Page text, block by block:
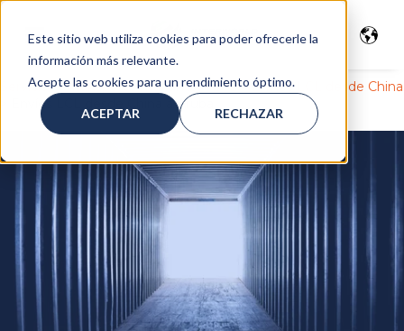
Este sitio web utiliza cookies para poder ofrecerle la
información más relevante.
Acepte las cookies para un rendimiento óptimo.
ACEPTAR RECHAZAR
Servicios>Transporte marítimo>LCL> Envíos LCL desde China
Envíos LCL China a Aruba